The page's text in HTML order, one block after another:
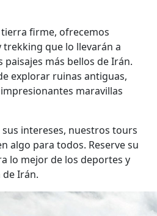
firme, ofrecemos
que lo llevarán a
más bellos de Irán.
explorar ruinas antiguas,
maravillas
intereses, nuestros tours
algo para todos. Reserve su
lo mejor de los deportes y
Irán.